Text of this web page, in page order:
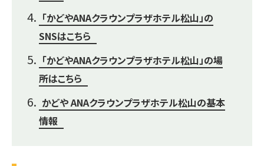
「かどやANAクラウンプラザホテル松山」の
SNSはこちら
「かどやANAクラウンプラザホテル松山」の場
所はこちら
かどや ANAクラウンプラザホテル松山の基本
情報